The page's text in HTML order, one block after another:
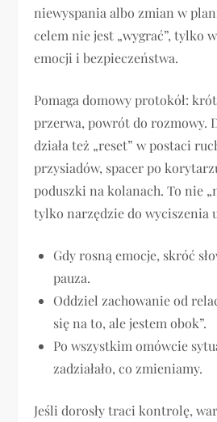
niewyspania albo zmian w
celem nie jest „wygrać”, tylko
emocji i bezpieczeństwa.
Pomaga domowy protokół:
przerwa, powrót do rozmowy.
działa też „reset” w postaci
przysiadów, spacer po
poduszki na kolanach. To nie
tylko narzędzie do wyciszenia
Gdy rosną emocje, skróć
pauza.
Oddziel zachowanie od
się na to, ale jestem obok”.
Po wszystkim omówcie
zadziałało, co zmieniamy.
Jeśli dorosły traci kontrolę,